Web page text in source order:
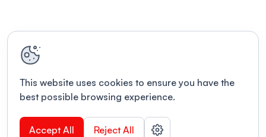
This website uses cookies to ensure you have the
best possible browsing experience.
Accept All Reject All